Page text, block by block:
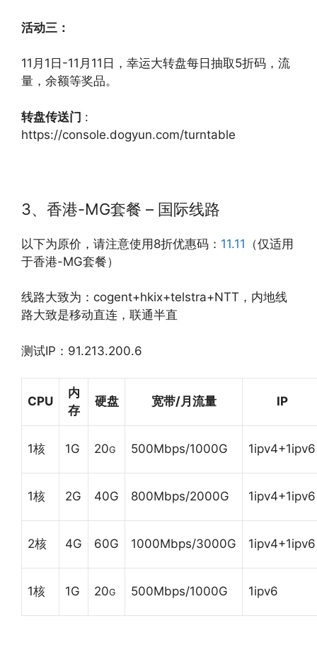
活动三：
11月1日-11月11日，幸运大转盘每日抽取5折码，流
量，余额等奖品。
转盘传送门 :
https://console.dogyun.com/turntable
3、香港-MG套餐 – 国际线路
以下为原价，请注意使用8折优惠码： 11.11 （仅适用
于香港-MG套餐）
线路大致为：cogent+hkix+telstra+NTT，内地线
路大致是移动直连，联通半直
测试IP：91.213.200.6
CPU
内
存
硬盘 宽带/月流量 IP
1核 1G 20G 500Mbps/1000G 1ipv4+1ipv6
1核 2G 40G 800Mbps/2000G 1ipv4+1ipv6
2核 4G 60G 1000Mbps/3000G 1ipv4+1ipv6
1核 1G 20G 500Mbps/1000G 1ipv6